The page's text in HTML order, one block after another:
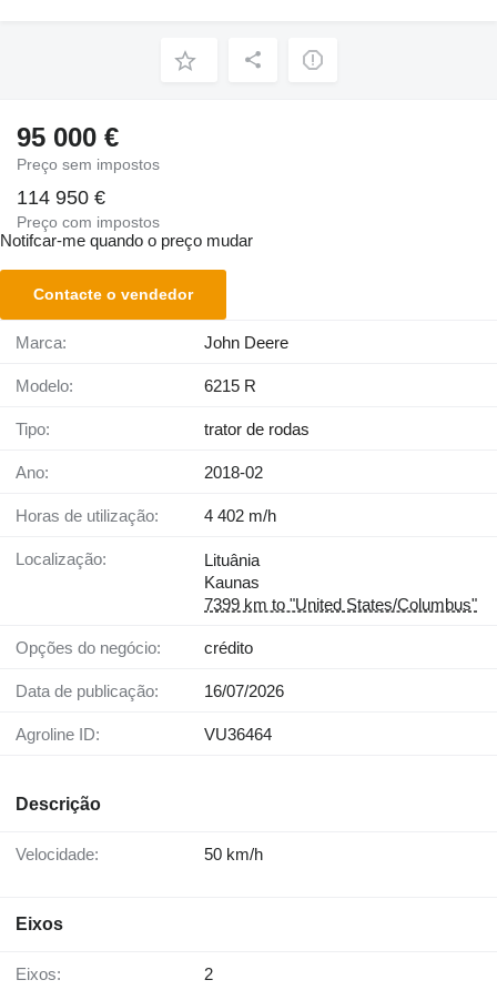
95 000 €
Preço sem impostos
114 950 €
Preço com impostos
Notifcar-me quando o preço mudar
Contacte o vendedor
Marca: John Deere
Modelo: 6215 R
Tipo: trator de rodas
Ano: 2018-02
Horas de utilização: 4 402 m/h
Localização:
Lituânia
Kaunas
7399 km to "United States/Columbus"
Opções do negócio: crédito
Data de publicação: 16/07/2026
Agroline ID: VU36464
Descrição
Velocidade: 50 km/h
Eixos
Eixos: 2